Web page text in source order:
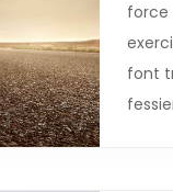
force
font